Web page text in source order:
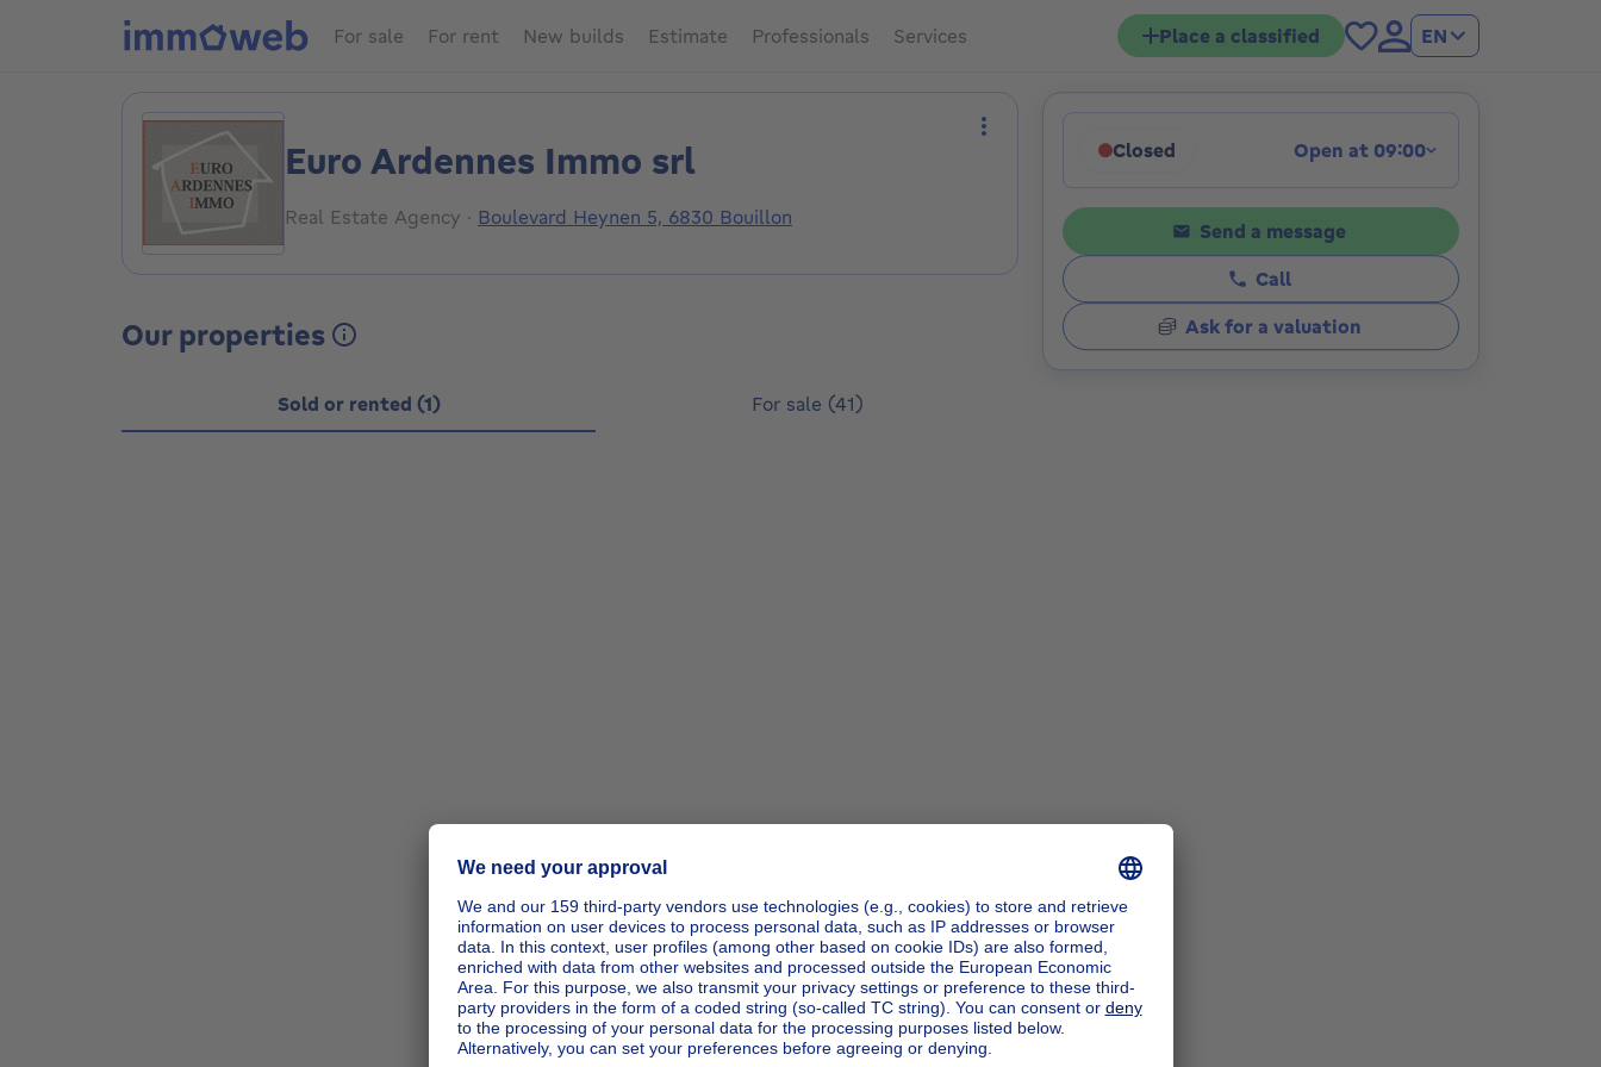
For sale For rent New builds Estimate Professionals Services Place a classified EN
Euro Ardennes Immo srl
Real Estate Agency · Boulevard Heynen 5, 6830 Bouillon
More actions
Our properties
Sold or rented (1) For sale (41)
ipp_action_zoomIn
ipp_action_zoomOut
Closed Open at 09:00
Click to display opening hours
Send a message
Call
Ask for a valuation